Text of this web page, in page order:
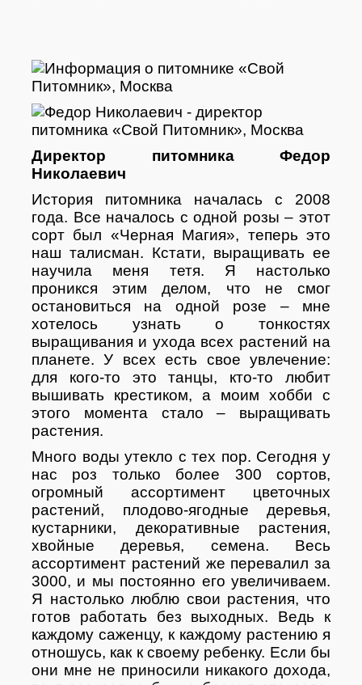
Директор питомника Федор
Николаевич
История питомника началась с 2008
года. Все началось с одной розы – этот
сорт был «Черная Магия», теперь это
наш талисман. Кстати, выращивать ее
научила меня тетя. Я настолько
проникся этим делом, что не смог
остановиться на одной розе – мне
хотелось узнать о тонкостях
выращивания и ухода всех растений на
планете. У всех есть свое увлечение:
для кого-то это танцы, кто-то любит
вышивать крестиком, а моим хобби с
этого момента стало – выращивать
растения.
Много воды утекло с тех пор. Сегодня у
нас роз только более 300 сортов,
огромный ассортимент цветочных
растений, плодово-ягодные деревья,
кустарники, декоративные растения,
хвойные деревья, семена. Весь
ассортимент растений же перевалил за
3000, и мы постоянно его увеличиваем.
Я настолько люблю свои растения, что
готов работать без выходных. Ведь к
каждому саженцу, к каждому растению я
отношусь, как к своему ребенку. Если бы
они мне не приносили никакого дохода,